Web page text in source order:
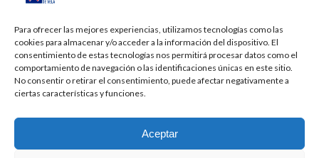
Para ofrecer las mejores experiencias, utilizamos tecnologías como las
cookies para almacenar y/o acceder a la información del dispositivo. El
consentimiento de estas tecnologías nos permitirá procesar datos como el
comportamiento de navegación o las identificaciones únicas en este sitio.
No consentir o retirar el consentimiento, puede afectar negativamente a
ciertas características y funciones.
Aceptar
previous